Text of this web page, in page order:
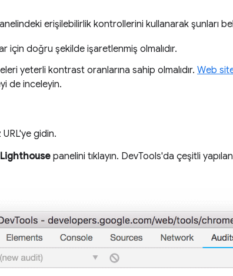
erişilebilirlik kontrollerini kullanarak şunları
için doğru şekilde işaretlenmiş olmalıdır.
yeterli kontrast oranlarına sahip olmalıdır. Web
de inceleyin.
gidin.
Lighthouse panelini tıklayın. DevTools'da çeşitli